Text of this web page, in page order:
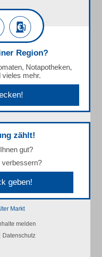
Region?
Notapotheken,
vieles mehr.
zählt!
gut?
verbessern?
geben!
Markt
melden
Datenschutz